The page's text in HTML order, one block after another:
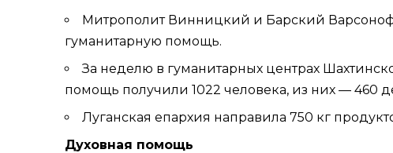
Митрополит Винницкий и Барский
гуманитарную помощь.
За неделю в гуманитарных центрах
помощь получили 1022 человека, из них — 460
Луганская епархия направила 750 кг
Духовная помощь